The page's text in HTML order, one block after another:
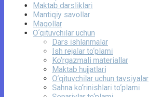
Maktab darsliklari
Mantiqiy savollar
Maqollar
O‘qituvchilar uchun
Dars ishlanmalar
Ish rejalar to‘plami
Ko‘rgazmali materiallar
Maktab hujjatlari
O‘qituvchilar uchun tavsiyalar
Sahna ko‘rinishlari to‘plami